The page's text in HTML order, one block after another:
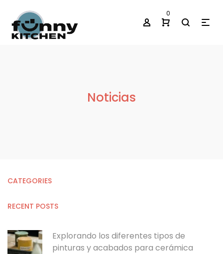
0
Noticias
CATEGORIES
RECENT POSTS
Explorando los diferentes tipos de
pinturas y acabados para cerámica